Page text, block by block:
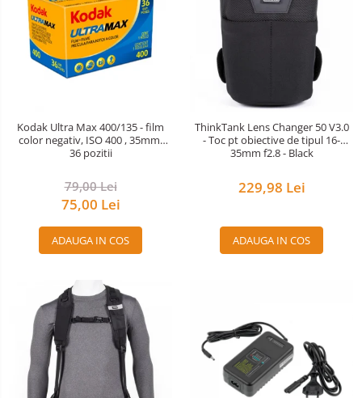
Kodak Ultra Max 400/135 - film
color negativ, ISO 400 , 35mm,
36 pozitii
79,00 Lei
75,00 Lei
ADAUGA IN COS
ThinkTank Lens Changer 50 V3.0
- Toc pt obiective de tipul 16-
35mm f2.8 - Black
229,98 Lei
ADAUGA IN COS